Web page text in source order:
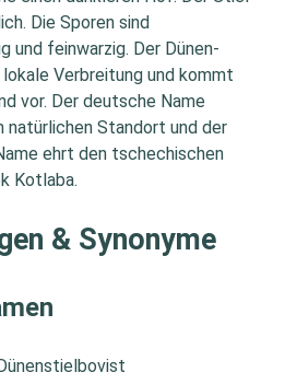
Die Sporen sind
und feinwarzig. Der Dünen-
Verbreitung und kommt
vor. Der deutsche Name
natürlichen Standort und der
ehrt den tschechischen
Kotlaba.
& Synonyme